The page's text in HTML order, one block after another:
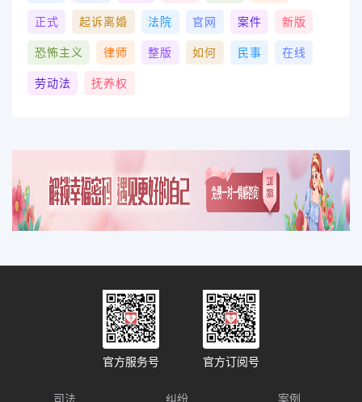
正式 起诉离婚 法院 官网 案件 新版
恐怖主义 律师 整版 如何 民事 在线
劳动法 抚养权
官方服务号 官方订阅号
司法 纠纷 案例